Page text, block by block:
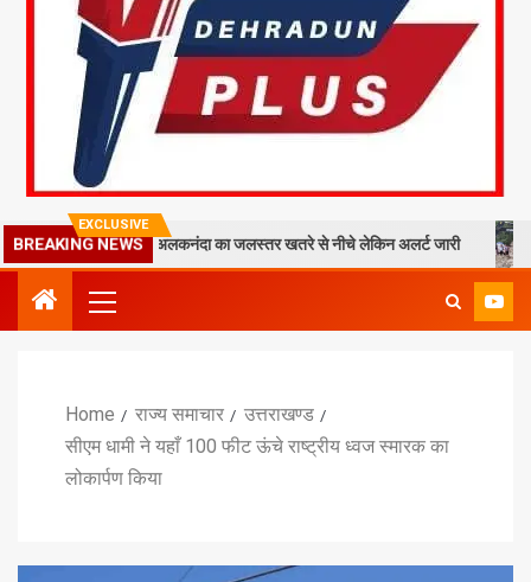
EXCLUSIVE
BREAKING NEWS
मलबा, श्रीनगर में अलकनंदा का जलस्तर खतरे से नीचे लेकिन अलर्ट जारी 26
Home राज्य समाचार
उत्तराखण्ड
सीएम धामी ने यहाँ 100 फीट ऊंचे राष्ट्रीय ध्वज स्मारक का
लोकार्पण किया